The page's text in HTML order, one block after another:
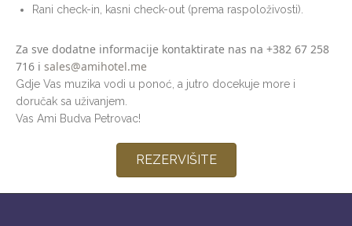
Rani check-in, kasni check-out (prema raspoloživosti).
Za sve dodatne informacije kontaktirate nas na +382 67 258
716 i sales@amihotel.me
Gdje Vas muzika vodi u ponoć, a jutro docekuje more i
doručak sa uživanjem.
Vas Ami Budva Petrovac!
REZERVIŠITE